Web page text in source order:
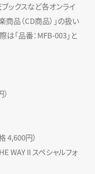
ックスなど各オンライ
商品（CD商品）」の扱い
は「品番：MFB-003」と
4,600円）
WAY II スペシャルフォ